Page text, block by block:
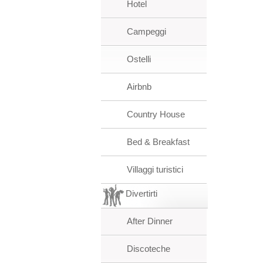
Hotel
Campeggi
Ostelli
Airbnb
Country House
Bed & Breakfast
Villaggi turistici
Divertirti
After Dinner
Discoteche